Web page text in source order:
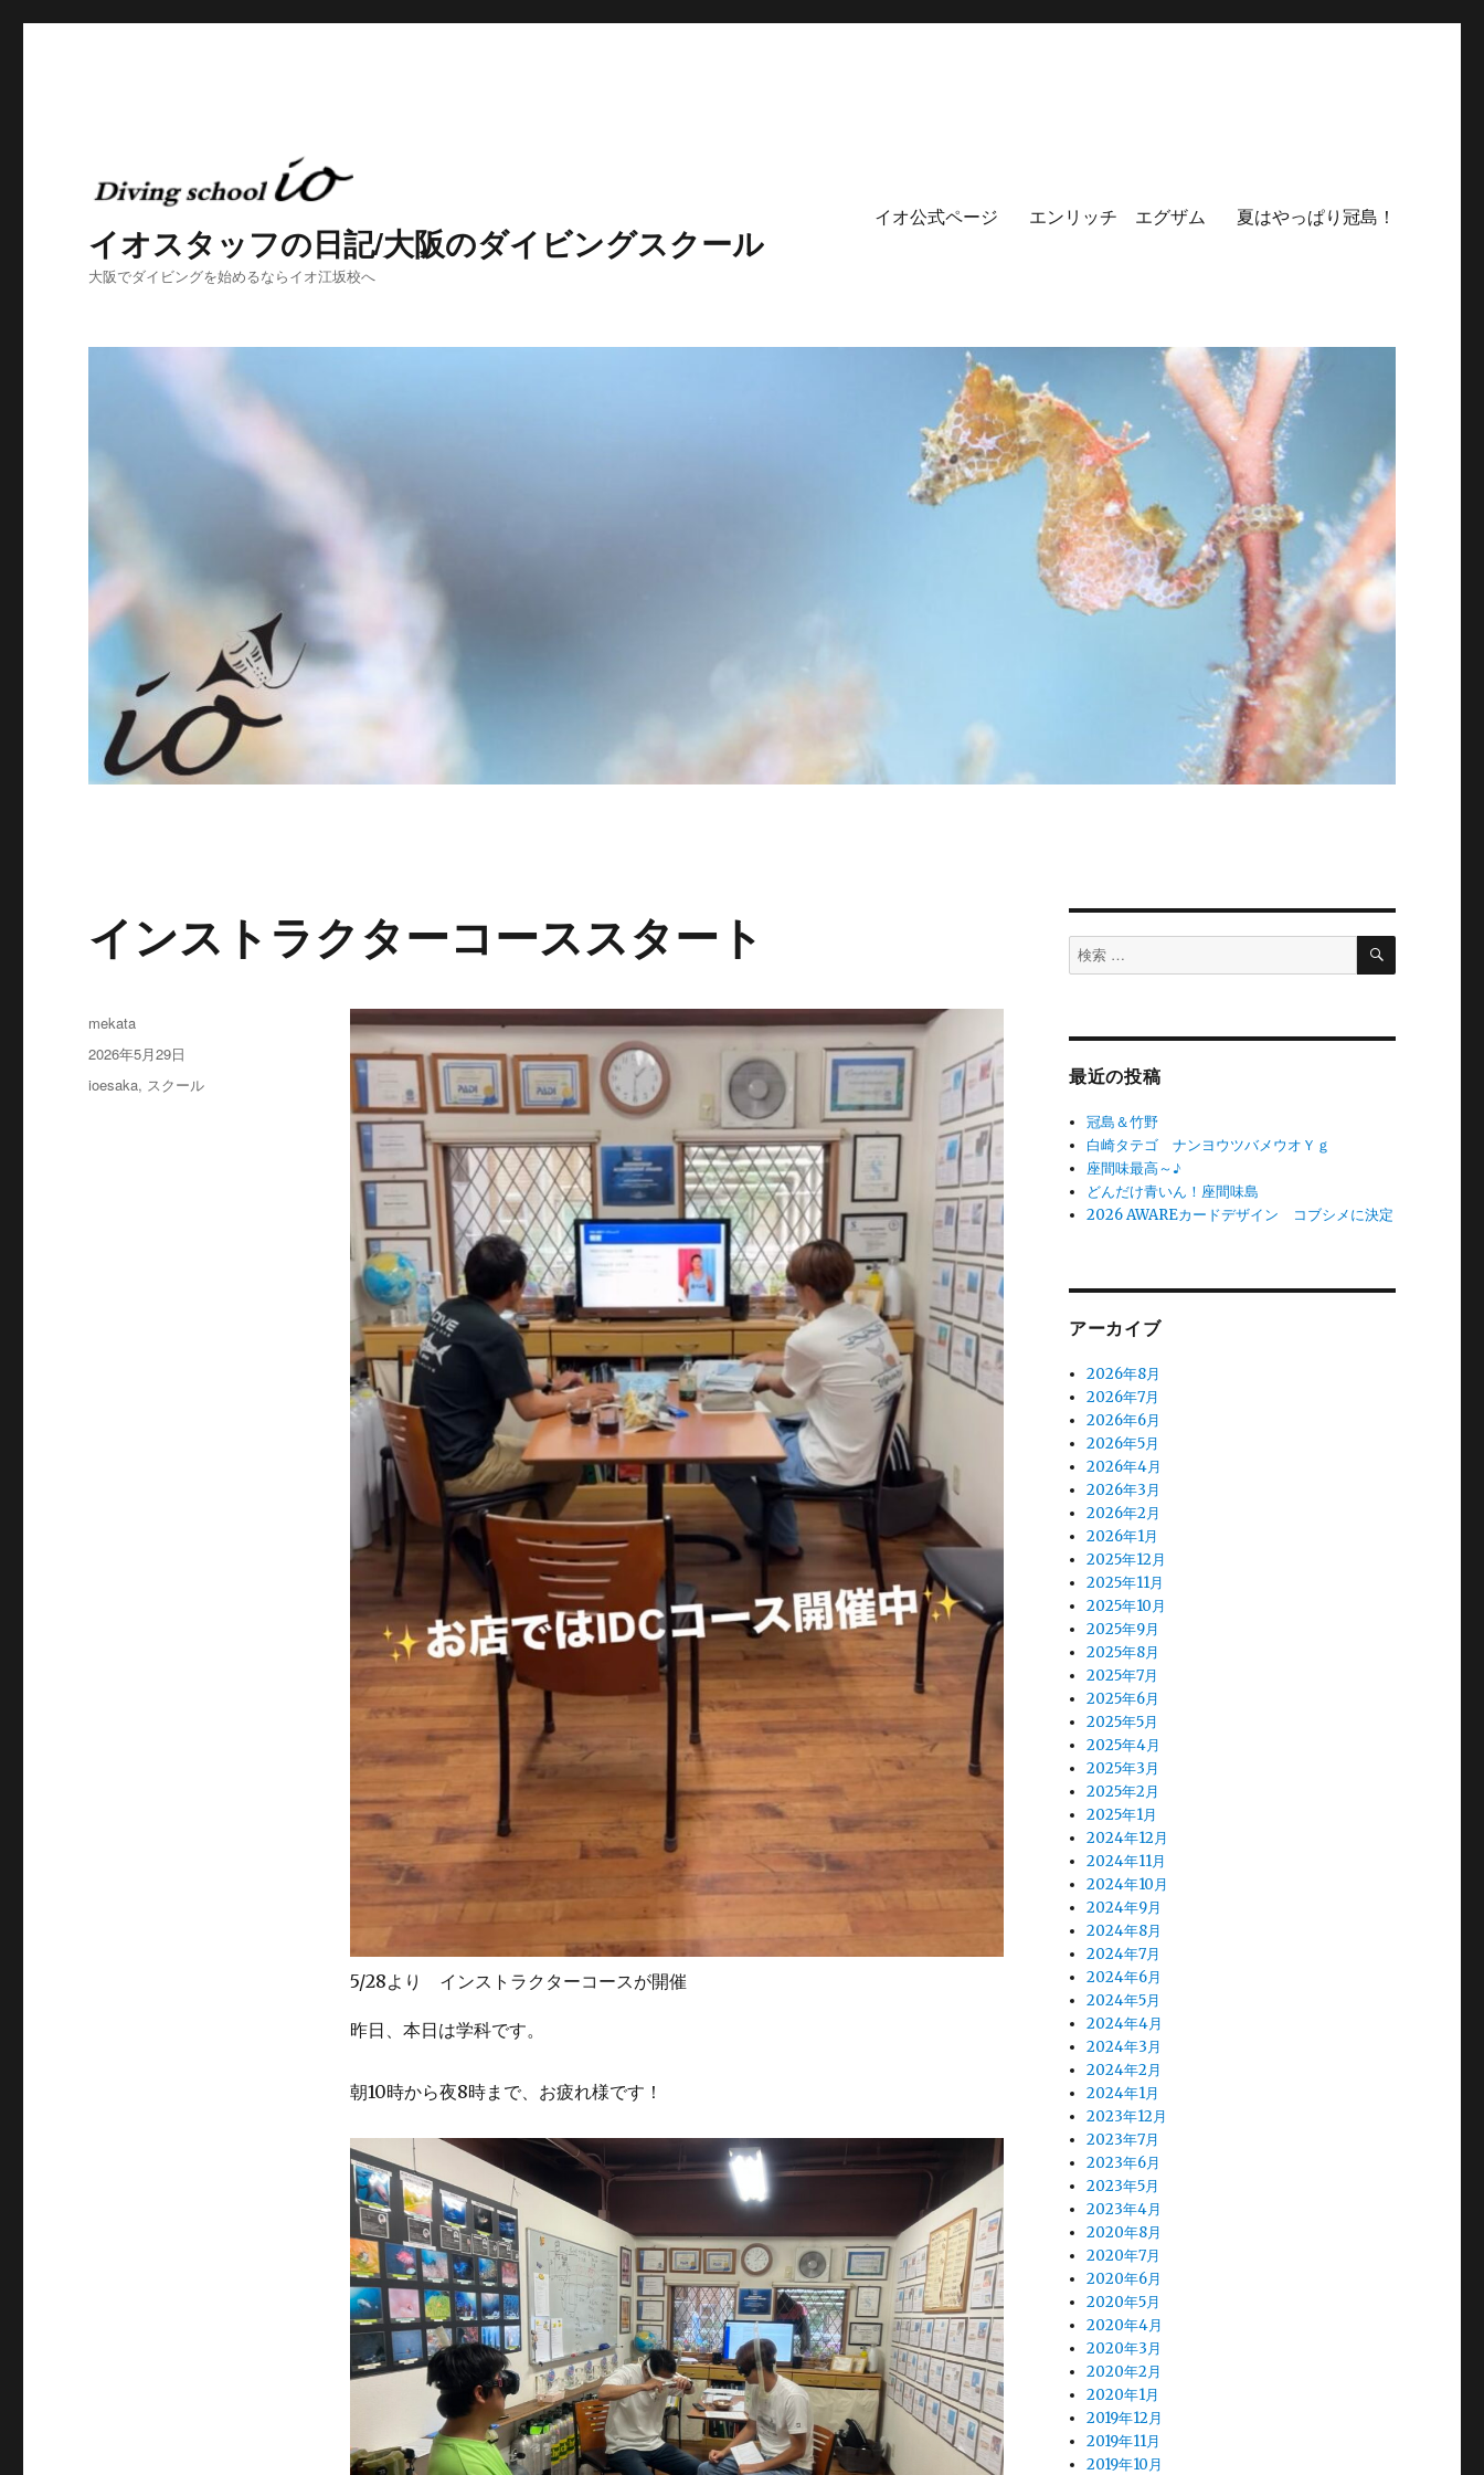
イオスタッフの日記/大阪のダイビングスクール
大阪でダイビングを始めるならイオ江坂校へ
イオ公式ページ エンリッチ エグザム 夏はやっぱり冠島！
インストラクターコーススタート
5/28より インストラクターコースが開催
昨日、本日は学科です。
朝10時から夜8時まで、お疲れ様です！
投
mekata
投
2026年5月29日
カ
ioesaka, スクール
検
索
検
最近の投稿
冠島＆竹野
白崎タテゴ ナンヨウツバメウオＹｇ
座間味最高～♪
どんだけ青いん！座間味島
2026 AWAREカードデザイン コブシメに決定
アーカイブ
2026年8月
2026年7月
2026年6月
2026年5月
2026年4月
2026年3月
2026年2月
2026年1月
2025年12月
2025年11月
2025年10月
2025年9月
2025年8月
2025年7月
2025年6月
2025年5月
2025年4月
2025年3月
2025年2月
2025年1月
2024年12月
2024年11月
2024年10月
2024年9月
2024年8月
2024年7月
2024年6月
2024年5月
2024年4月
2024年3月
2024年2月
2024年1月
2023年12月
2023年7月
2023年6月
2023年5月
2023年4月
2020年8月
2020年7月
2020年6月
2020年5月
2020年4月
2020年3月
2020年2月
2020年1月
2019年12月
2019年11月
2019年10月